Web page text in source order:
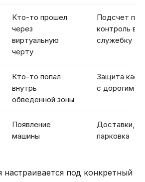
Кто-то прошел
через
виртуальную
черту
Подсчет
контроль
служебку
Кто-то попал
внутрь
обведенной зоны
Защита
с дорогим
Появление
машины
Доставки,
парковка
настраивается под конкретный